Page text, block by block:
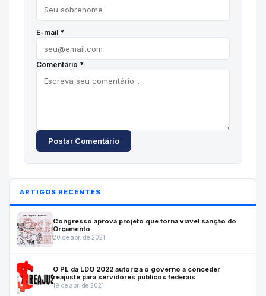
E-mail *
Comentário *
Postar Comentário
ARTIGOS RECENTES
Congresso aprova projeto que torna viável sanção do
Orçamento
20 de abr. de 2021
O PL da LDO 2022 autoriza o governo a conceder
reajuste para servidores públicos federais
19 de abr. de 2021